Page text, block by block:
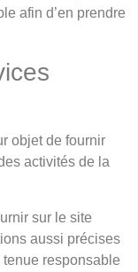
afin d’en prendre
objet de fournir
activités de la
sur le site
aussi précises
responsable